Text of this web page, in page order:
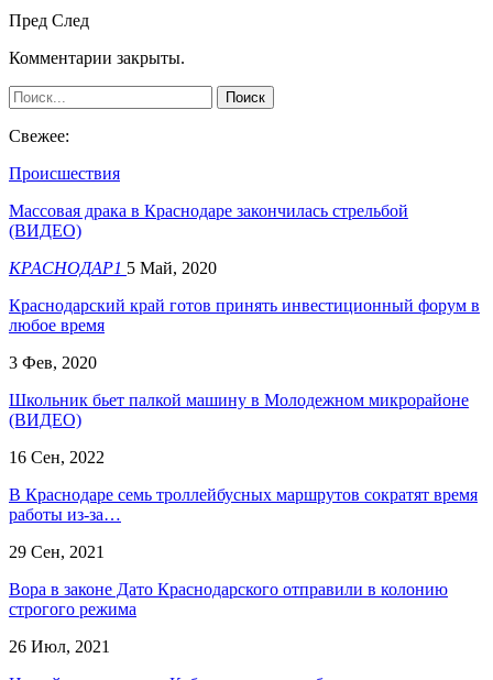
Пред След
Комментарии закрыты.
Свежее:
Происшествия
Массовая драка в Краснодаре закончилась стрельбой
(ВИДЕО)
КРАСНОДАР1 5 Май, 2020
Краснодарский край готов принять инвестиционный форум в
любое время
3 Фев, 2020
Школьник бьет палкой машину в Молодежном микрорайоне
(ВИДЕО)
16 Сен, 2022
В Краснодаре семь троллейбусных маршрутов сократят время
работы из-за…
29 Сен, 2021
Вора в законе Дато Краснодарского отправили в колонию
строгого режима
26 Июл, 2021